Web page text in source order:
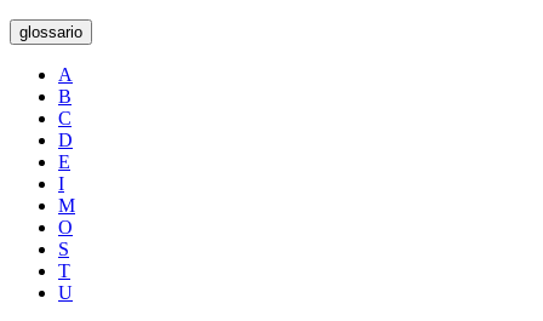
glossario
A
B
C
D
E
I
M
O
S
T
U